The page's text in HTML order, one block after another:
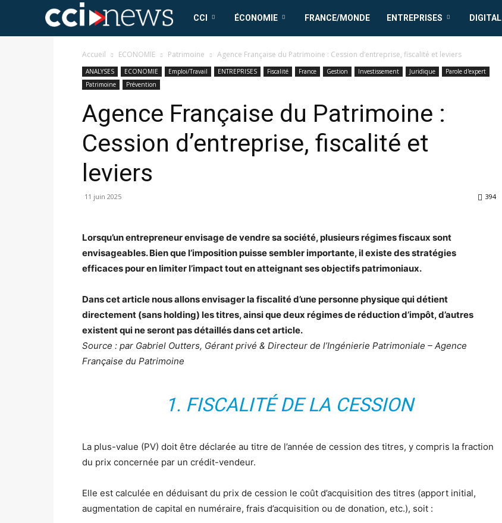
CCI
News
CCI ÉCONOMIE FRANCE/MONDE ENTREPRISES DIGITAL
Accueil ECONOMIE Patrimoine Agence Française du Patrimoine : Cession d’entreprise, fiscalité et leviers
ANALYSES ECONOMIE Emploi/Travail ENTREPRISES Fiscalité France Gestion Investissement Juridique
Parole d'expert
Patrimoine
Prévention
Agence Française du Patrimoine :
Cession d’entreprise, fiscalité et
leviers
11 juin 2025 394
Lorsqu’un entrepreneur envisage de vendre sa société, plusieurs régimes fiscaux sont
envisageables. Bien que l’imposition puisse sembler importante, il existe des stratégies
efficaces pour en limiter l’impact tout en atteignant ses objectifs patrimoniaux.
Dans cet article nous allons envisager la fiscalité d’une personne physique qui détient
directement (sans holding) les titres, ainsi que deux régimes de réduction d’impôt, d’autres
existent qui ne seront pas détaillés dans cet article.
Source : par Gabriel Outters, Gérant privé & Directeur de l’Ingénierie Patrimoniale – Agence
Française du Patrimoine
1. FISCALITÉ DE LA CESSION
La plus-value (PV) doit être déclarée au titre de l’année de cession des titres, y compris la fraction
du prix concernée par un crédit-vendeur.
Elle est calculée en déduisant du prix de cession le coût d’acquisition des titres (apport initial,
augmentation de capital en numéraire, frais d’acquisition ou de donation, etc.), soit :